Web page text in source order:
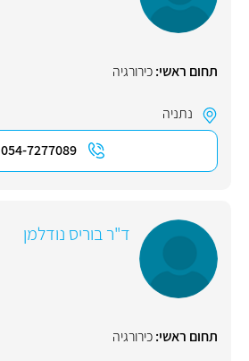
תחום ראשי:כירורגיה
נתניה
054-7277089
ד"ר בוריס נודלמן
תחום ראשי:כירורגיה